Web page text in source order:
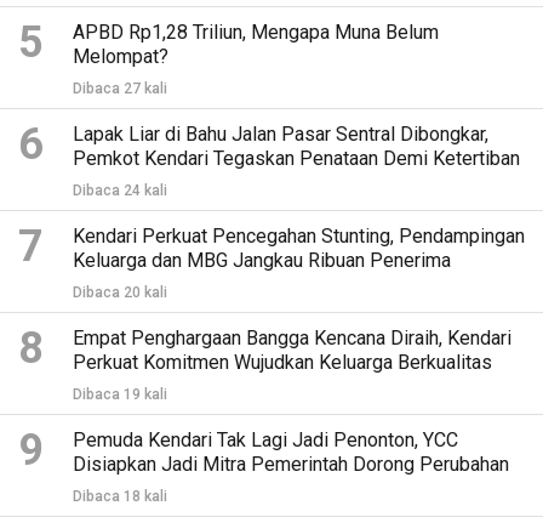
5
APBD Rp1,28 Triliun, Mengapa Muna Belum
Melompat?
Dibaca 27 kali
6
Lapak Liar di Bahu Jalan Pasar Sentral Dibongkar,
Pemkot Kendari Tegaskan Penataan Demi Ketertiban
Dibaca 24 kali
7
Kendari Perkuat Pencegahan Stunting, Pendampingan
Keluarga dan MBG Jangkau Ribuan Penerima
Dibaca 20 kali
8
Empat Penghargaan Bangga Kencana Diraih, Kendari
Perkuat Komitmen Wujudkan Keluarga Berkualitas
Dibaca 19 kali
9
Pemuda Kendari Tak Lagi Jadi Penonton, YCC
Disiapkan Jadi Mitra Pemerintah Dorong Perubahan
Dibaca 18 kali